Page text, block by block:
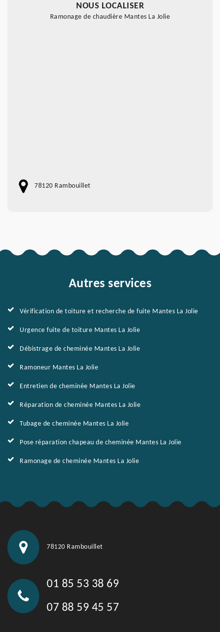
NOUS LOCALISER
Ramonage de chaudière Mantes La Jolie
78120 Rambouillet
Autres services
Vérification de toiture et recherche de fuite Mantes La Jolie
Urgence fuite de toiture Mantes La Jolie
Débistrage de cheminée Mantes La Jolie
Ramoneur Mantes La Jolie
Entretien de cheminée Mantes La Jolie
Réparation de cheminée Mantes La Jolie
Tubage de cheminée Mantes La Jolie
Pose réparation chapeau de cheminée Mantes La Jolie
Ramonage de cheminée Mantes La Jolie
78120 Rambouillet
01 85 53 38 69
07 88 59 45 57